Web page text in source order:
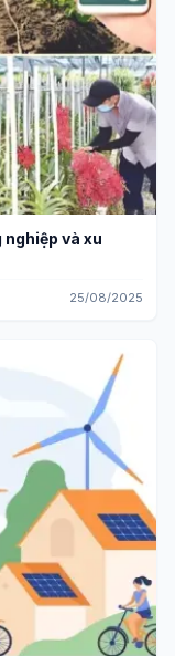
nghiệp và xu
25/08/2025